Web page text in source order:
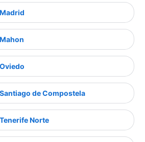
de Compostela
Norte